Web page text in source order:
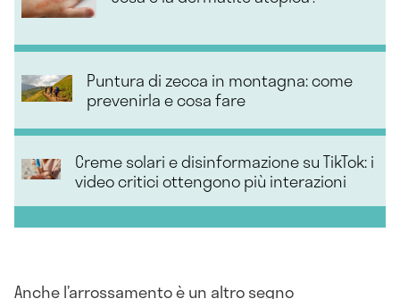
Puntura di zecca in montagna: come
prevenirla e cosa fare
Creme solari e disinformazione su TikTok: i
video critici ottengono più interazioni
Anche l’arrossamento è un altro segno